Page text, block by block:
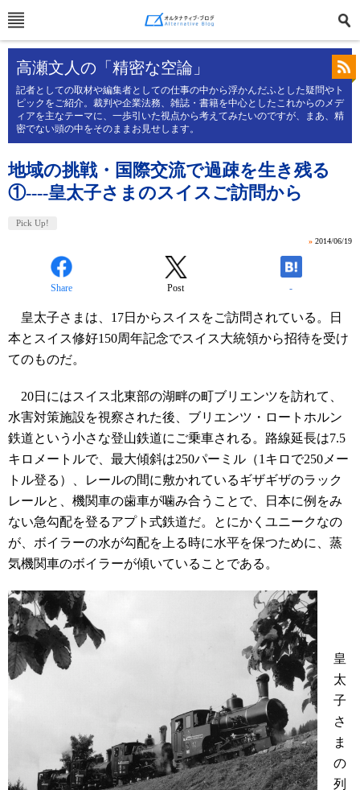
高瀬文人の「精密な空論」
記者としての取材や編集者としての仕事の中から浮かんだふとした疑問やト
ピックをご紹介。裁判や企業法務、雑誌・書籍を中心としたこれからのメデ
ィアを主なテーマに、一歩引いた視点から考えてみたいのですが、まあ、精
密でない頭の中をそのままお見せします。
地域の挑戦・国際交流で過疎を生き残る
①----皇太子さまのスイスご訪問から
Pick Up!
» 2014/06/19
Share Post -
皇太子さまは、17日からスイスをご訪問されている。
日
本とスイス修好150周年記念でスイス大統領から招待を受け
てのものだ。
20日にはスイス北東部の湖畔の町ブリエンツを訪れて、
水害対策施設を視察された後、ブリエンツ・ロートホルン
鉄道という小さな登山鉄道にご乗車される。 路線延長は7.5
キロメートルで、最大傾斜は250パーミル（1 キロで250メー
トル登る）、レールの間に敷かれているギザギザのラック
レールと、機関車の歯車が噛み合うことで、日本に例をみ
ない急勾配を登るアプト式鉄道だ。とにかくユニークなの
が、ボイラーの水が勾配を上る時に水平を保つために、蒸
気機関車のボイラーが傾いていることである。
皇
太
子
さ
ま
の
列